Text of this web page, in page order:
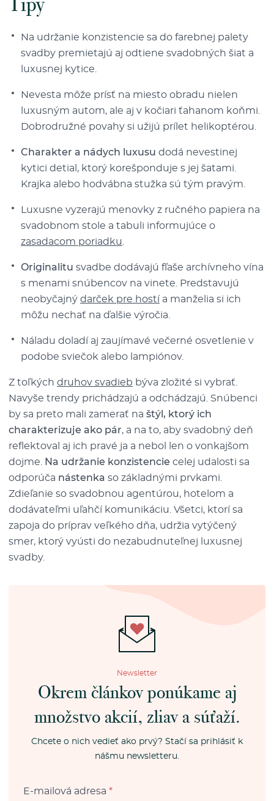
Na udržanie konzistencie sa do farebnej palety
svadby premietajú aj odtiene svadobných šiat a
luxusnej kytice.
Nevesta môže prísť na miesto obradu nielen
luxusným autom, ale aj v kočiari ťahanom koňmi.
Dobrodružné povahy si užijú prílet helikoptérou.
Charakter a nádych luxusu dodá nevestinej
kytici detial, ktorý korešponduje s jej šatami.
Krajka alebo hodvábna stužka sú tým pravým.
Luxusne vyzerajú menovky z ručného papiera na
svadobnom stole a tabuli informujúce o
zasadacom poriadku
Originalitu svadbe dodávajú fľaše archívneho vína
s menami snúbencov na vinete. Predstavujú
neobyčajný darček pre hostí a manželia si ich
môžu nechať na ďalšie výročia.
Náladu doladí aj zaujímavé večerné osvetlenie v
podobe sviečok alebo lampiónov.
Z toľkých druhov svadieb býva zložité si vybrať.
Navyše trendy prichádzajú a odchádzajú. Snúbenci
by sa preto mali zamerať na štýl, ktorý ich
charakterizuje ako pár, a na to, aby svadobný deň
reflektoval aj ich pravé ja a nebol len o vonkajšom
dojme.
Na udržanie konzistencie celej udalosti sa
odporúča nástenka so základnými prvkami.
Zdieľanie so svadobnou agentúrou, hotelom a
dodávateľmi uľahčí komunikáciu. Všetci, ktorí sa
zapoja do príprav veľkého dňa, udržia vytýčený
smer, ktorý vyústi do nezabudnuteľnej luxusnej
svadby.
Newsletter
Okrem článkov ponúkame aj
množstvo akcií, zliav a súťaží.
Chcete o nich vedieť ako prvý? Stačí sa prihlásiť k
nášmu newsletteru.
E-mailová adresa *